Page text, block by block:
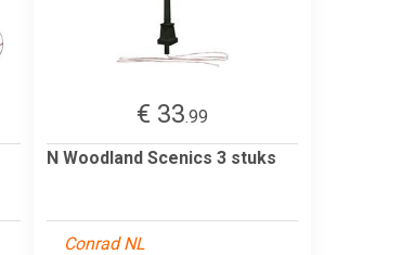
€ 33.99
N Woodland Scenics 3 stuks
Conrad NL